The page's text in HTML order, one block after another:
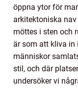
öppna ytor för
arkitektoniska
möttes i sten och
är som att kliva in
människor
stil, och där
undersöker vi